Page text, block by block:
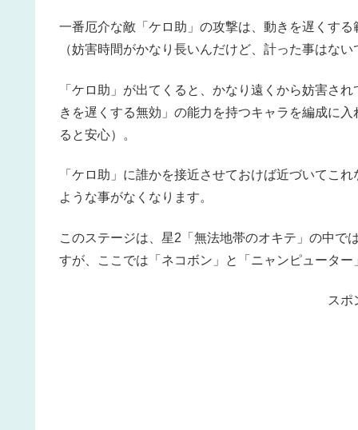
一番厄介な敵「ケロ助」の攻撃は、動きを遅くす
（妨害時間がかなり長いんだけど、計った事はな
「ケロ助」が出てくると、かなり遠くから妨害さ
きを遅くする無効」の能力を持つキャラを編成に
ると安心）。
「ケロ助」に誰かを接近させておけば近づいてこ
ような事がなくなります。
このステージは、星2「無法地帯のオキテ」の中で
すが、ここでは「ネコボン」と「ニャンピュータ
スポ